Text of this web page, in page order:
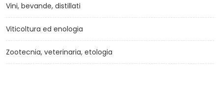
Vini, bevande, distillati
Viticoltura ed enologia
Zootecnia, veterinaria, etologia